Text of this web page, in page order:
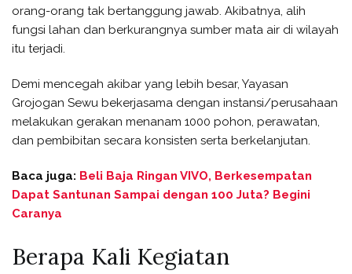
orang-orang tak bertanggung jawab. Akibatnya, alih
fungsi lahan dan berkurangnya sumber mata air di wilayah
itu terjadi.
Demi mencegah akibar yang lebih besar, Yayasan
Grojogan Sewu bekerjasama dengan instansi/perusahaan
melakukan gerakan menanam 1000 pohon, perawatan,
dan pembibitan secara konsisten serta berkelanjutan.
Baca juga: Beli Baja Ringan VIVO, Berkesempatan
Dapat Santunan Sampai dengan 100 Juta? Begini
Caranya
Berapa Kali Kegiatan